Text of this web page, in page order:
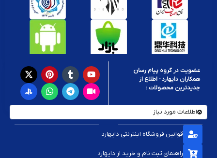
عضویت در گروه پیام رسان
همکاران دایهارد - اطلاع از
جدیدترین محصولات :
اطلاعات مورد نیاز
قوانین فروشگاه اینترنتی دایهارد
راهنمای ثبت نام و خرید از دایهارد